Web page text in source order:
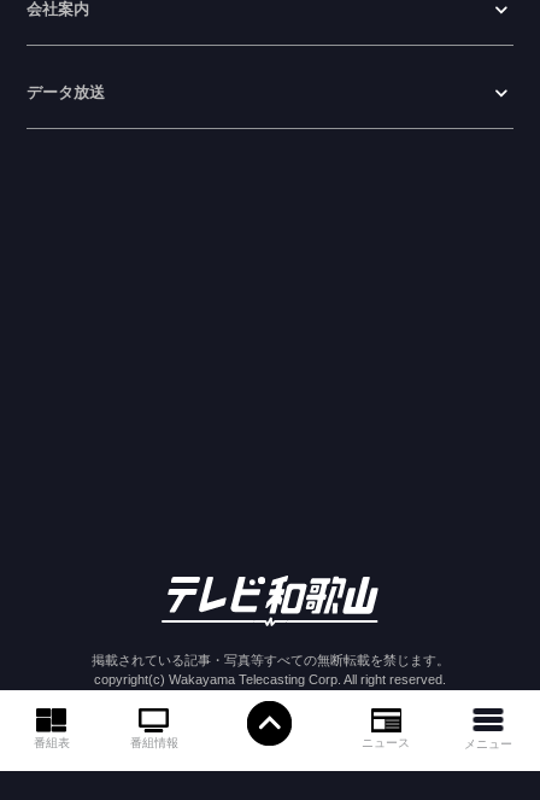
番組表 番組情報 ニュース メニュー
会社案内
データ放送
掲載されている記事・写真等すべての無断転載を禁じます。
copyright(c) Wakayama Telecasting Corp. All right reserved.